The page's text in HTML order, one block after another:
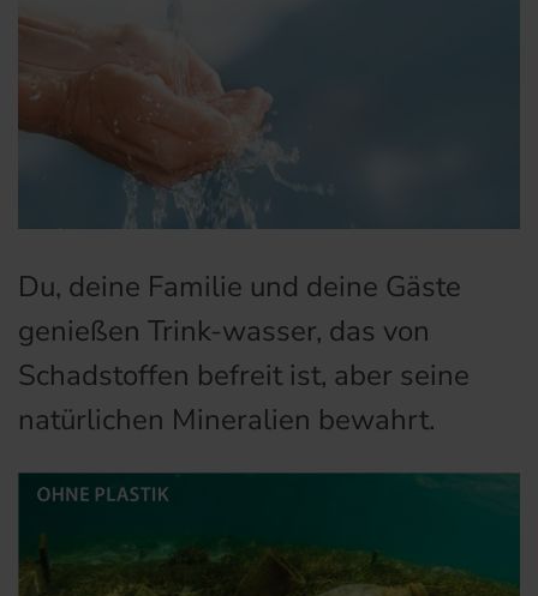
Du, deine Familie und deine Gäste
genießen Trink-wasser, das von
Schadstoffen befreit ist, aber seine
natürlichen Mineralien bewahrt.